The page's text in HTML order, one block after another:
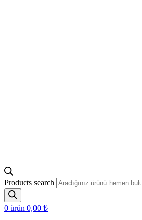
Products search
0 ürün 0,00 ₺